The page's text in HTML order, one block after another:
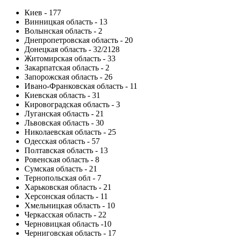
Киев - 177
Винницкая область - 13
Волынская область - 2
Днепропетровская область - 20
Донецкая область - 32/2128
Житомирская область - 33
Закарпатская область - 2
Запорожская область - 26
Ивано-Франковская область - 11
Киевская область - 31
Кировоградская область - 3
Луганская область - 21
Львовская область - 30
Николаевская область - 25
Одесская область - 57
Полтавская область - 13
Ровенская область - 8
Сумская область - 21
Тернопольская обл - 7
Харьковская область - 21
Херсонская область - 11
Хмельницкая область - 10
Черкасская область - 22
Черновицкая область -10
Черниговская область - 17